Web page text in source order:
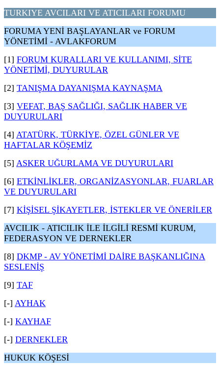
TURKIYE AVCILARI VE ATICILARI FORUMU
FORUMA YENİ BAŞLAYANLAR ve FORUM
YÖNETİMİ - AVLAKFORUM
[1] FORUM KURALLARI VE KULLANIMI, SİTE
YÖNETİMİ, DUYURULAR
[2] TANIŞMA DAYANIŞMA KAYNAŞMA
[3] VEFAT, BAŞ SAĞLIĞI, SAĞLIK HABER VE
DUYURULARI
[4] ATATÜRK, TÜRKİYE, ÖZEL GÜNLER VE
HAFTALAR KÖŞEMİZ
[5] ASKER UĞURLAMA VE DUYURULARI
[6] ETKİNLİKLER, ORGANİZASYONLAR, FUARLAR
VE DUYURULARI
[7] KİŞİSEL ŞİKAYETLER, İSTEKLER VE ÖNERİLER
AVCILIK - ATICILIK İLE İLGİLİ RESMİ KURUM,
FEDERASYON VE DERNEKLER
[8] DKMP - AV YÖNETİMİ DAİRE BAŞKANLIĞINA
SESLENİŞ
[9] TAF
[-] AYHAK
[-] KAYHAF
[-] DERNEKLER
HUKUK KÖŞESİ